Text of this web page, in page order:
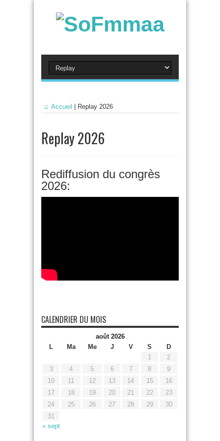
Accueil Replay 2026
Replay 2026
Rediffusion du congrès
2026:
CALENDRIER DU MOIS
août 2026
L
Ma Me J V S D
« sept
1
2
3
4 5 6 7 8
9
10
11 12 13 14 15
16
17
18 19 20 21 22
23
24
25 26 27 28 29
30
31